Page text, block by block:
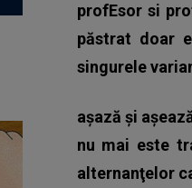
profEsor si
păstrat doar
singurele
aşază şi
nu mai este
alternanţelor